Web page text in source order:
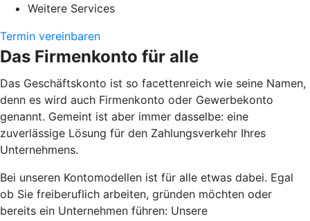
Weitere Services
Termin vereinbaren
Das Firmenkonto für alle
Das Geschäftskonto ist so facettenreich wie seine Namen,
denn es wird auch Firmenkonto oder Gewerbekonto
genannt. Gemeint ist aber immer dasselbe: eine
zuverlässige Lösung für den Zahlungsverkehr Ihres
Unternehmens.
Bei unseren Kontomodellen ist für alle etwas dabei. Egal
ob Sie freiberuflich arbeiten, gründen möchten oder
bereits ein Unternehmen führen: Unsere